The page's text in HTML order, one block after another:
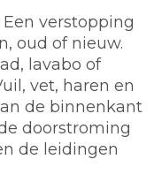
verstopping
oud of nieuw.
lavabo of
vet, haren en
de binnenkant
doorstroming
de leidingen